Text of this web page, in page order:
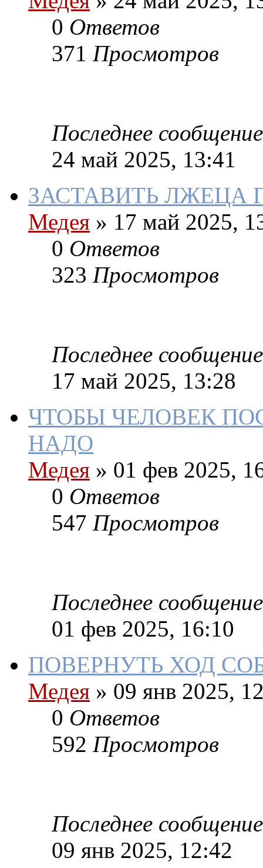
0 Ответов
371 Просмотров
Последнее сообщение
24 май 2025, 13:41
ЗАСТАВИТЬ ЛЖЕЦА
Медея » 17 май 2025,
0 Ответов
323 Просмотров
Последнее сообщение
17 май 2025, 13:28
ЧТОБЫ ЧЕЛОВЕК
НАДО
Медея » 01 фев 2025,
0 Ответов
547 Просмотров
Последнее сообщение
01 фев 2025, 16:10
ПОВЕРНУТЬ ХОД
Медея » 09 янв 2025,
0 Ответов
592 Просмотров
Последнее сообщение
09 янв 2025, 12:42